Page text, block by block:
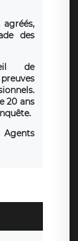
des
de
20 ans
Agents